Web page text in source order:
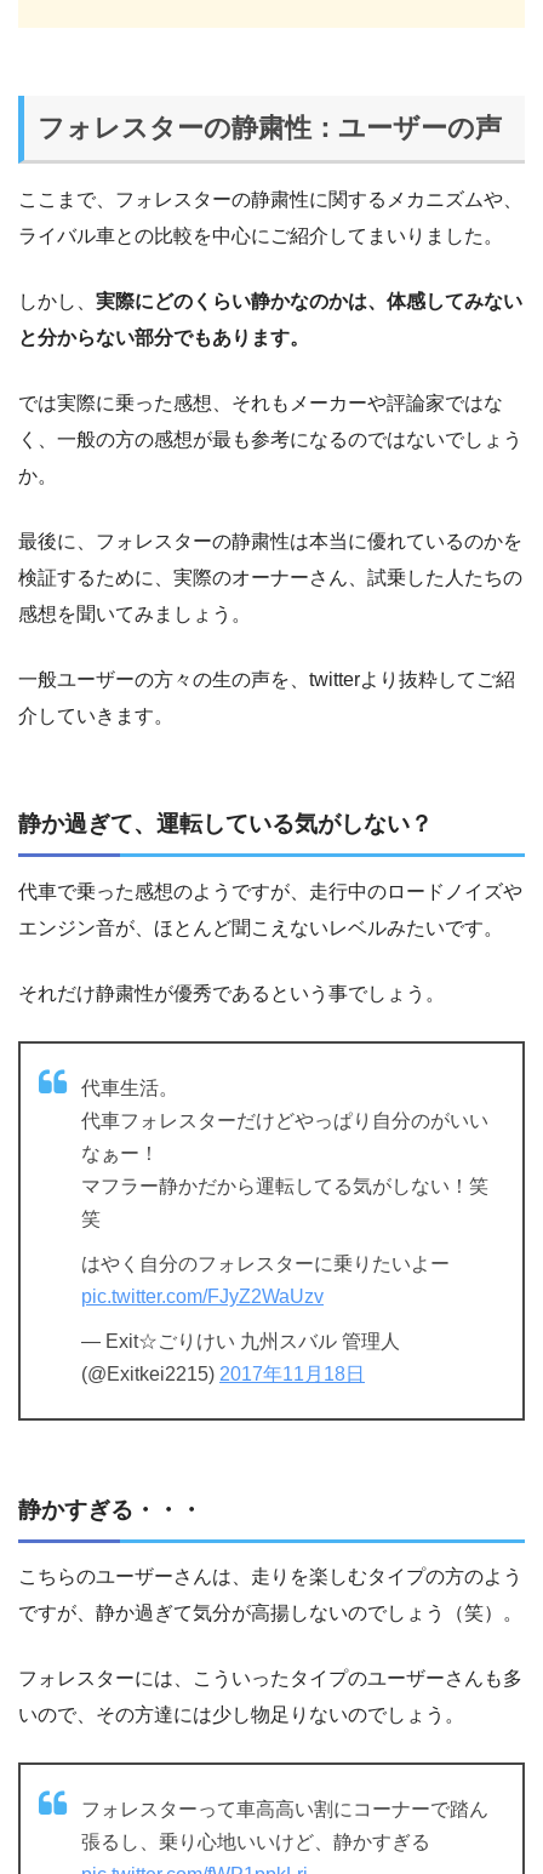
フォレスターの静粛性：ユーザーの声
ここまで、フォレスターの静粛性に関するメカニズムや、
ライバル車との比較を中心にご紹介してまいりました。
しかし、 実際にどのくらい静かなのかは、体感してみない
と分からない部分でもあります。
では実際に乗った感想、それもメーカーや評論家ではな
く、一般の方の感想が最も参考になるのではないでしょう
か。
最後に、フォレスターの静粛性は本当に優れているのかを
検証するために、実際のオーナーさん、試乗した人たちの
感想を聞いてみましょう。
一般ユーザーの方々の生の声を、twitterより抜粋してご紹
介していきます。
静か過ぎて、運転している気がしない？
代車で乗った感想のようですが、走行中のロードノイズや
エンジン音が、ほとんど聞こえないレベルみたいです。
それだけ静粛性が優秀であるという事でしょう。
代車生活。
代車フォレスターだけどやっぱり自分のがいい
なぁー！
マフラー静かだから運転してる気がしない！笑
笑
はやく自分のフォレスターに乗りたいよー
pic.twitter.com/FJyZ2WaUzv
— Exit☆ごりけい 九州スバル 管理人
(@Exitkei2215) 2017年11月18日
静かすぎる・・・
こちらのユーザーさんは、走りを楽しむタイプの方のよう
ですが、静か過ぎて気分が高揚しないのでしょう（笑）。
フォレスターには、こういったタイプのユーザーさんも多
いので、その方達には少し物足りないのでしょう。
フォレスターって車高高い割にコーナーで踏ん
張るし、乗り心地いいけど、静かすぎる